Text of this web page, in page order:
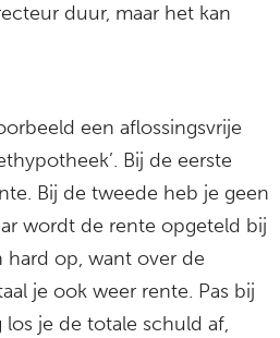
duur, maar het kan
een aflossingsvrije
Bij de eerste
Bij de tweede heb je geen
wordt de rente opgeteld bij
op, want over de
je ook weer rente. Pas bij
je de totale schuld af,